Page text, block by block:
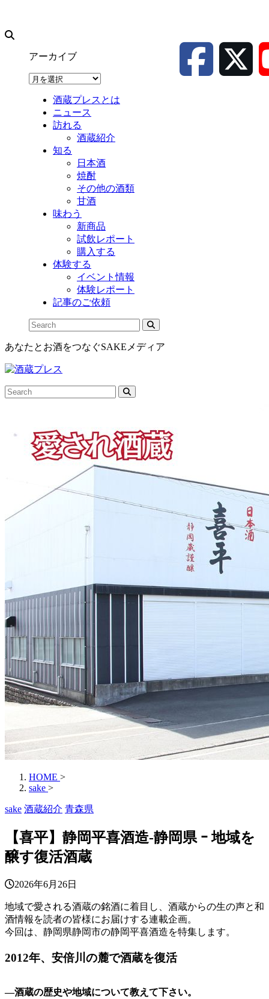
アーカイブ
ア
酒蔵プレスとは
ニュース
訪れる
酒蔵紹介
知る
日本酒
焼酎
その他の酒類
甘酒
味わう
新商品
試飲レポート
購入する
体験する
イベント情報
体験レポート
記事のご依頼
あなたとお酒をつなぐSAKEメディア
HOME >
sake >
sake 酒蔵紹介 青森県
【喜平】静岡平喜酒造‐静岡県 ｰ 地域を
醸す復活酒蔵
2026年6月26日
地域で愛される酒蔵の銘酒に着目し、酒蔵からの生の声と和
酒情報を読者の皆様にお届けする連載企画。
今回は、静岡県静岡市の静岡平喜酒造を特集します。
2012年、安倍川の麓で酒蔵を復活
―酒蔵の歴史や地域について教えて下さい。